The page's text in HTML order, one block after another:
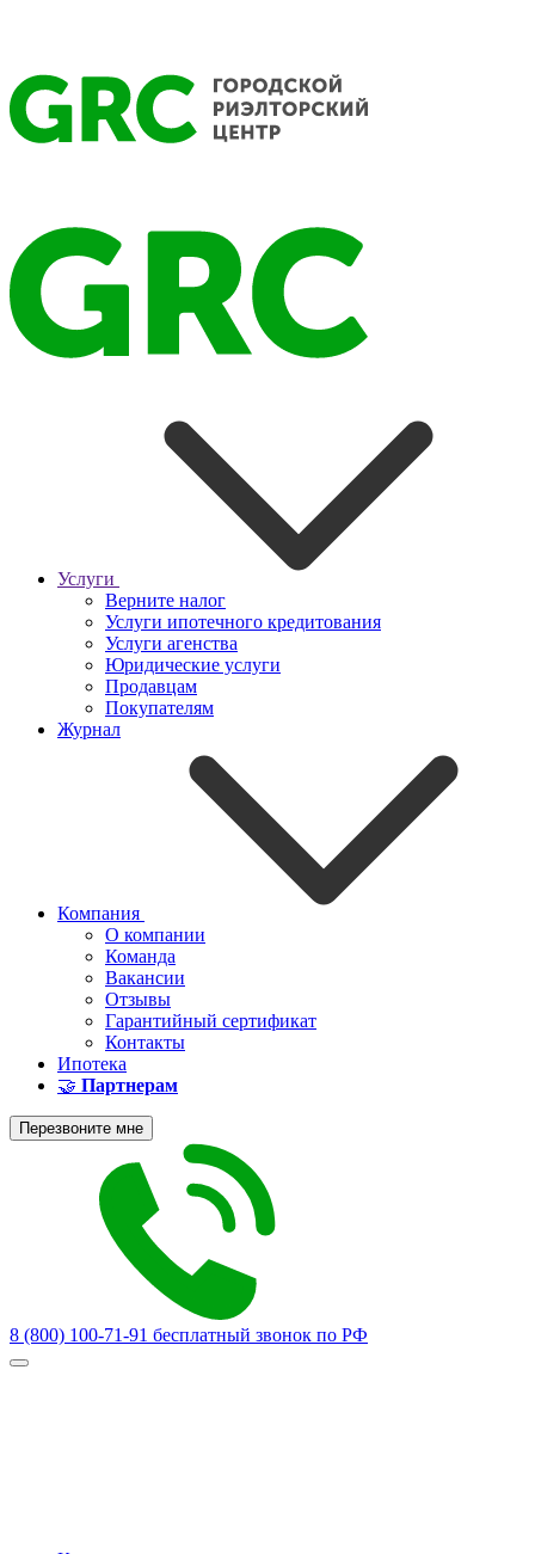
Услуги
Верните налог
Услуги ипотечного кредитования
Услуги агенства
Юридические услуги
Продавцам
Покупателям
Журнал
Компания
О компании
Команда
Вакансии
Отзывы
Гарантийный сертификат
Контакты
Ипотека
🤝 Партнерам
Перезвоните мне
8 (800) 100-71-91 бесплатный звонок по РФ